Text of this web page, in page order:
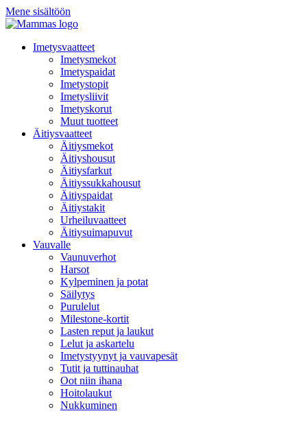
Mene sisältöön
Imetysvaatteet
Imetysmekot
Imetyspaidat
Imetystopit
Imetysliivit
Imetyskorut
Muut tuotteet
Äitiysvaatteet
Äitiysmekot
Äitiyshousut
Äitiysfarkut
Äitiyssukkahousut
Äitiyspaidat
Äitiystakit
Urheiluvaatteet
Äitiysuimapuvut
Vauvalle
Vaunuverhot
Harsot
Kylpeminen ja potat
Säilytys
Purulelut
Milestone-kortit
Lasten reput ja laukut
Lelut ja askartelu
Imetystyynyt ja vauvapesät
Tutit ja tuttinauhat
Oot niin ihana
Hoitolaukut
Nukkuminen